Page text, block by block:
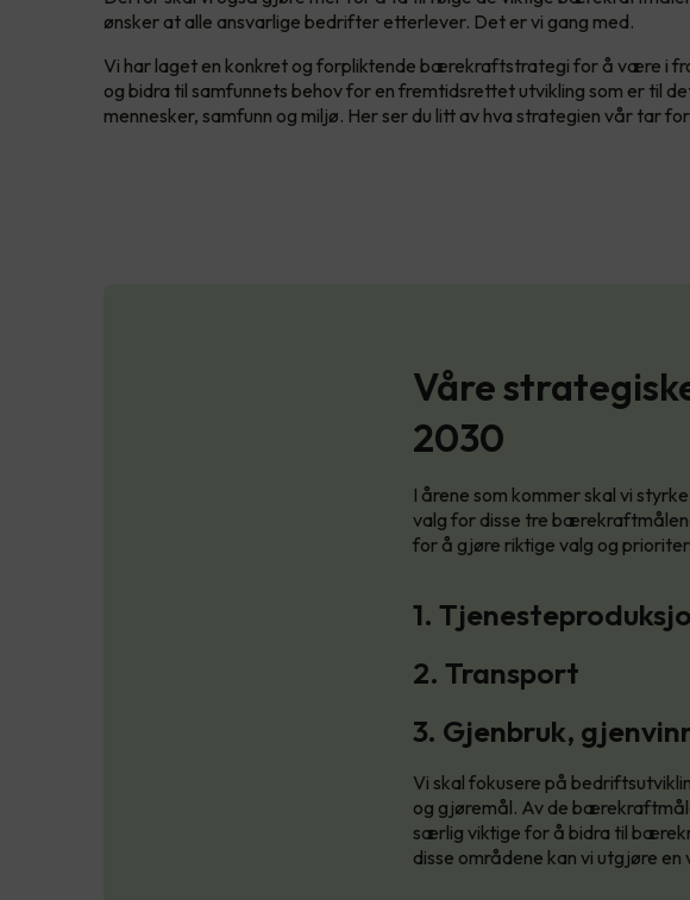
ønsker at alle ansvarlige bedrifter etterlever. Det er vi gang med.
Vi har laget en konkret og forpliktende bærekraftstrategi for å være i
og bidra til samfunnets behov for en fremtidsrettet utvikling som er til
mennesker, samfunn og miljø. Her ser du litt av hva strategien vår tar
Våre
2030
I årene som kommer skal vi
valg for disse tre
for å gjøre riktige valg og
1.
2. Transport
3. Gjenbruk,
Vi skal fokusere på
og gjøremål. Av de
særlig viktige for å bidra til
disse områdene kan vi utgjøre en